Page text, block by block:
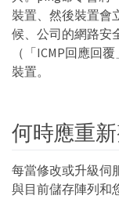
裝置、然後裝置會
候、公司的網路安
（「ICMP回應回
裝置。
何時應重
每當修改或升級伺
與目前儲存陣列和